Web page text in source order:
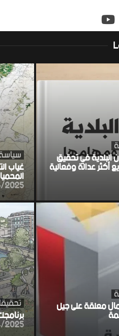
غياب في تحقيق
أكثر عدالة وفعالية
معلقة على جيل